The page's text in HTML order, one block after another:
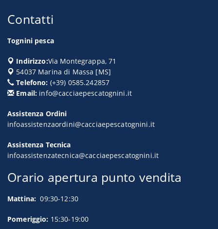
Contatti
Tognini pesca
Indirizzo:Via Montegrappa, 71
54037 Marina di Massa [MS]
Telefono: (+39) 0585.242857
Email: info@cacciaepescatognini.it
Assistenza Ordini
infoassistenzaordini@cacciaepescatognini.it
Assistenza Tecnica
infoassistenzatecnica@cacciaepescatognini.it
Orario apertura punto vendita
Mattina: 09:30-12:30
Pomeriggio: 15:30-19:00